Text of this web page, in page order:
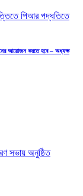
আয়োজন করতে হবে – অধ্যক্ষ